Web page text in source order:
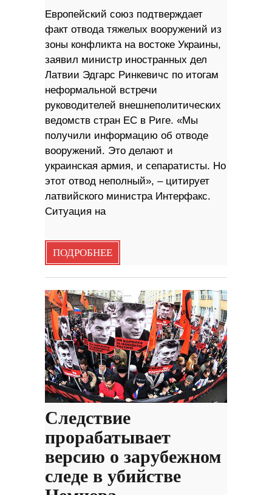
Европейский союз подтверждает
факт отвода тяжелых вооружений из
зоны конфликта на востоке Украины,
заявил министр иностранных дел
Латвии Эдгарс Ринкевичс по итогам
неформальной встречи
руководителей внешнеполитических
ведомств стран ЕС в Риге. «Мы
получили информацию об отводе
вооружений. Это делают и
украинская армия, и сепаратисты. Но
этот отвод неполный», – цитирует
латвийского министра Интерфакс.
Ситуация на
ПОДРОБНЕЕ
Следствие
прорабатывает
версию о зарубежном
следе в убийстве